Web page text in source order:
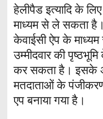
हेलीपैड इत्यादि के
माध्यम से ले सकता
केवाईसी ऐप के
उम्मीदवार की
कर सकता है। इसके
मतदाताओं के
एप बनाया गया है।